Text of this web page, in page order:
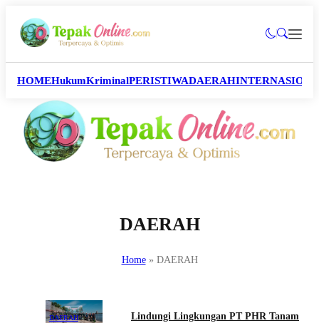
HOMEHukumKriminalPERISTIWADAERAH
DAERAH
Home» DAERAH
DAERAH
Lindungi Lingkungan PT PHR Tanam